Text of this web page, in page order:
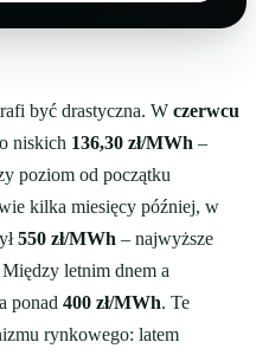
być drastyczna. W czerwcu
niskich 136,30 zł/MWh –
poziom od początku
kilka miesięcy później, w
550 zł/MWh – najwyższe
letnim dnem a
ponad 400 zł/MWh. Te
rynkowego: latem